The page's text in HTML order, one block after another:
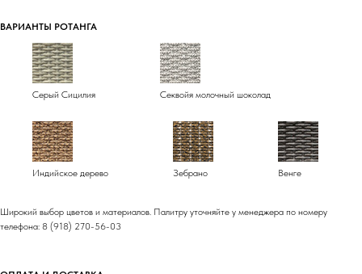
ВАРИАНТЫ РОТАНГА
Серый Сицилия Секвойя молочный шоколад
Индийское дерево Зебрано Венге
Широкий выбор цветов и материалов. Палитру уточняйте у менеджера по номеру
телефона: 8 (918) 270-56-03